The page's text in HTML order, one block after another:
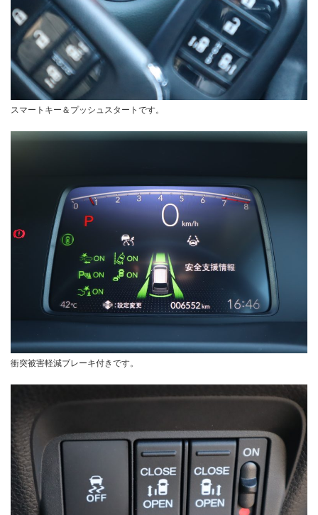
スマートキー＆プッシュスタートです。
衝突被害軽減ブレーキ付きです。